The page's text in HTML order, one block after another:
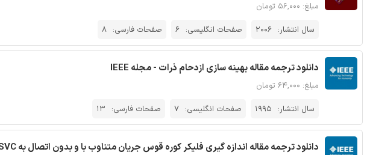
مبلغ: ۵۶,۰۰۰ تومان
سال انتشار: 2006 صفحات انگلیسی: 6 صفحات فارسی: 8
دانلود ترجمه مقاله بهینه سازی ازدحام ذرات - مجله IEEE
مبلغ: ۶۴,۰۰۰ تومان
سال انتشار: 1995 صفحات انگلیسی: 7 صفحات فارسی: 13
دانلود ترجمه مقاله اندازه گیری فلیکر کوره قوس جریان متناوب با و بدون اتصال به SVC - مجله IEEE